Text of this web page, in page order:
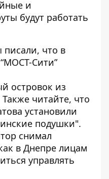
и
будут работать
что в
Сити”
островок из
Также читайте, что
установили
подушки".
снимал
в Днепре лицам
управлять